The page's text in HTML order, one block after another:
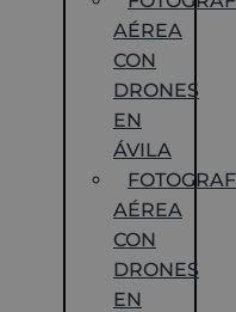
AÉREA
CON
DRONES
EN
ÁVILA
AÉREA
CON
DRONES
EN